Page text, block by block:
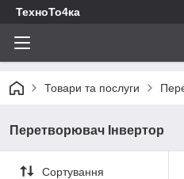
ТехноТо4ка
Товари та послуги
Перетворювач Інвертор
Сортування